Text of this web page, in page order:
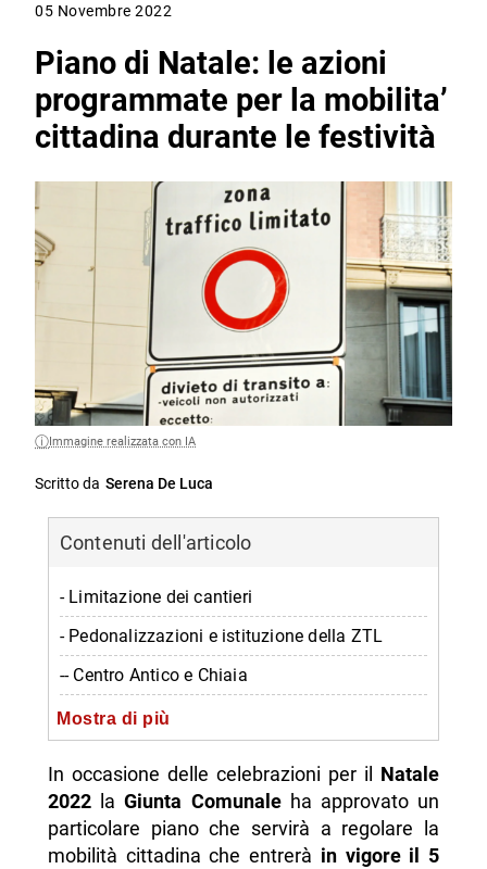
05 Novembre 2022
Piano di Natale: le azioni
programmate per la mobilita’
cittadina durante le festività
Immagine realizzata con IA
Scritto da Serena De Luca
Contenuti dell'articolo
- Limitazione dei cantieri
- Pedonalizzazioni e istituzione della ZTL
-- Centro Antico e Chiaia
-- Istituzione del Senso unico pedonale in via
San Gregorio Armeno
-- Zona a traffico limitato “Morelli, Filangieri,
Mille”
- Sosta dei bus turistici
Mostra di più
In occasione delle celebrazioni per il Natale
2022laGiunta Comunale ha approvato un
particolare piano che servirà a regolare la
mobilità cittadina che entrerà in vigore il 5